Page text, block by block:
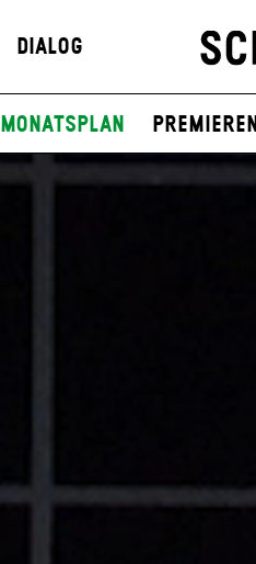
Dialog
Monatsplan Premieren